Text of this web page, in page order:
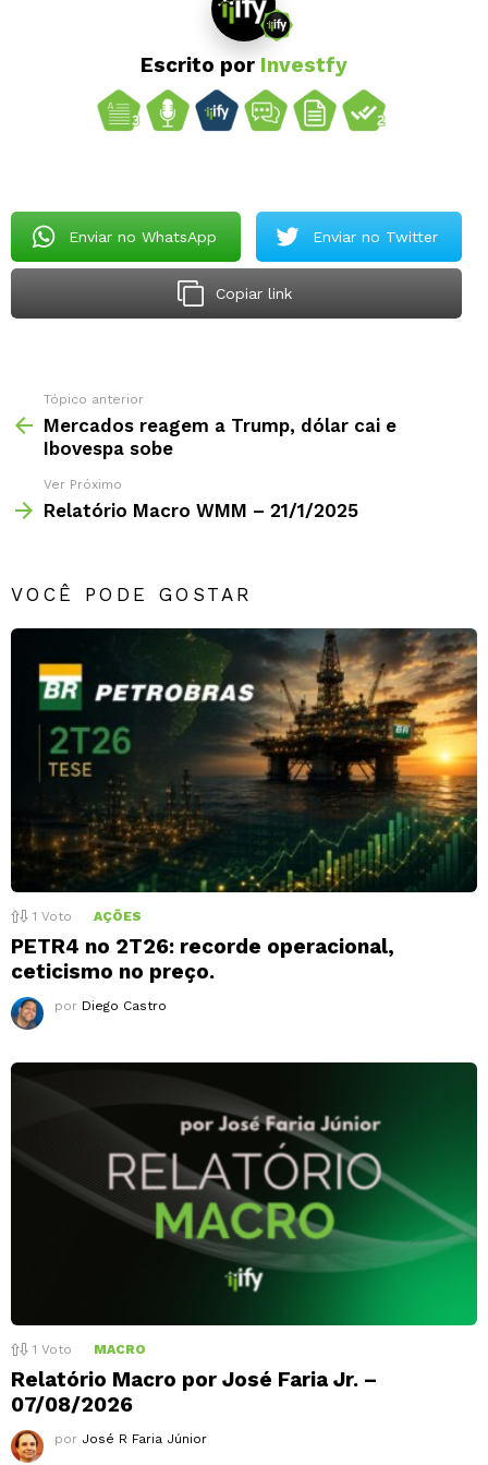
Escrito por Investfy
Enviar no WhatsApp Enviar no Twitter
Copiar link
Tópico anterior
Mercados reagem a Trump, dólar cai e
Ibovespa sobe
Ver Próximo
Relatório Macro WMM – 21/1/2025
VOCÊ PODE GOSTAR
1 Voto AÇÕES
PETR4 no 2T26: recorde operacional,
ceticismo no preço.
por Diego Castro
1 Voto MACRO
Relatório Macro por José Faria Jr. –
07/08/2026
por José R Faria Júnior